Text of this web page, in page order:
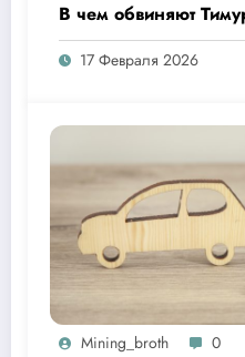
В чем обвиняют
17 Февраля 2026
Mining_broth 0